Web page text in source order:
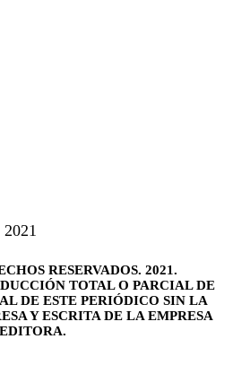
RESERVADOS. 2021.
TOTAL O PARCIAL DE
DE ESTE PERIÓDICO SIN LA
Y ESCRITA DE LA EMPRESA
EDITORA.